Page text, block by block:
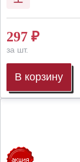
297 ₽
за шт.
В корзину